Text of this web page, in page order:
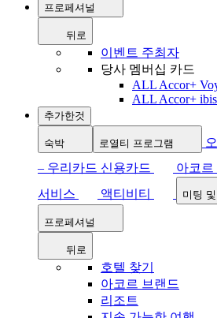
프로페셔널
뒤로
이벤트 주최자
당사 멤버십 카드
ALL Accor+
ALL Accor+ ibis
추가한것
숙박 로열티 프로그램
– 우리카드 신용카드
아코르
서비스
액티비티 미팅
프로페셔널
뒤로
호텔 찾기
아코르 브랜드
리조트